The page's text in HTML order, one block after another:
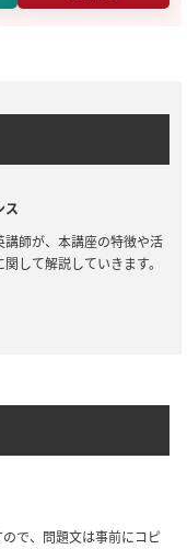
ス
講師が、本講座の特徴や活
して解説していきます。
で、問題文は事前にコピ